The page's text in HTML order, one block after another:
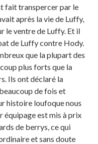
fait transpercer par le
après la vie de Luffy,
le ventre de Luffy. Et il
de Luffy contre Hody.
que la plupart des
plus forts que la
Ils ont déclaré la
de fois et
histoire loufoque nous
équipage est mis à prix
de berrys, ce qui
et sans doute